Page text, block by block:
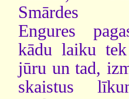
Smārdes
Engures
kādu laiku
jūru un tad,
skaistus